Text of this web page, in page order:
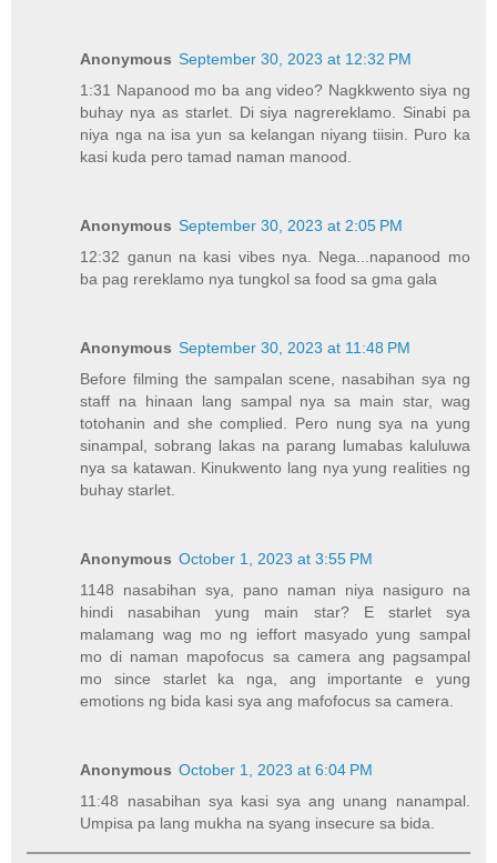
Anonymous September 30, 2023 at 12:32 PM
1:31 Napanood mo ba ang video? Nagkkwento siya ng
buhay nya as starlet. Di siya nagrereklamo. Sinabi pa
niya nga na isa yun sa kelangan niyang tiisin. Puro ka
kasi kuda pero tamad naman manood.
Anonymous September 30, 2023 at 2:05 PM
12:32 ganun na kasi vibes nya. Nega...napanood mo
ba pag rereklamo nya tungkol sa food sa gma gala
Anonymous September 30, 2023 at 11:48 PM
Before filming the sampalan scene, nasabihan sya ng
staff na hinaan lang sampal nya sa main star, wag
totohanin and she complied. Pero nung sya na yung
sinampal, sobrang lakas na parang lumabas kaluluwa
nya sa katawan. Kinukwento lang nya yung realities ng
buhay starlet.
Anonymous October 1, 2023 at 3:55 PM
1148 nasabihan sya, pano naman niya nasiguro na
hindi nasabihan yung main star? E starlet sya
malamang wag mo ng ieffort masyado yung sampal
mo di naman mapofocus sa camera ang pagsampal
mo since starlet ka nga, ang importante e yung
emotions ng bida kasi sya ang mafofocus sa camera.
Anonymous October 1, 2023 at 6:04 PM
11:48 nasabihan sya kasi sya ang unang nanampal.
Umpisa pa lang mukha na syang insecure sa bida.